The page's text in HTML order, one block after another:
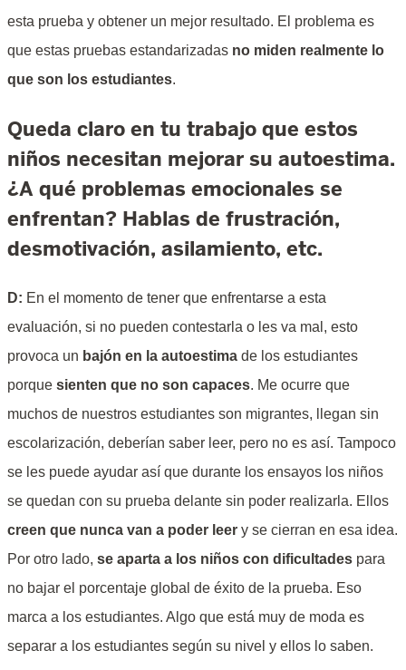
esta prueba y obtener un mejor resultado. El problema es
que estas pruebas estandarizadas no miden realmente lo
que son los estudiantes.
Queda claro en tu trabajo que estos
niños necesitan mejorar su autoestima.
¿A qué problemas emocionales se
enfrentan? Hablas de frustración,
desmotivación, asilamiento, etc.
D: En el momento de tener que enfrentarse a esta
evaluación, si no pueden contestarla o les va mal, esto
provoca un bajón en la autoestima de los estudiantes
porque sienten que no son capaces. Me ocurre que
muchos de nuestros estudiantes son migrantes, llegan sin
escolarización, deberían saber leer, pero no es así. Tampoco
se les puede ayudar así que durante los ensayos los niños
se quedan con su prueba delante sin poder realizarla. Ellos
creen que nunca van a poder leer y se cierran en esa idea.
Por otro lado, se aparta a los niños con dificultades para
no bajar el porcentaje global de éxito de la prueba. Eso
marca a los estudiantes. Algo que está muy de moda es
separar a los estudiantes según su nivel y ellos lo saben.